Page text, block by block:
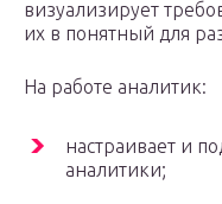
визуализирует
их в понятный для
На работе аналитик:
настраивает и
аналитики;